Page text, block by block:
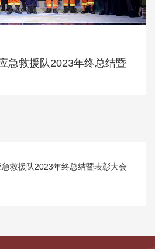
急救援队2023年终总结暨
救援队2023年终总结暨表彰大会